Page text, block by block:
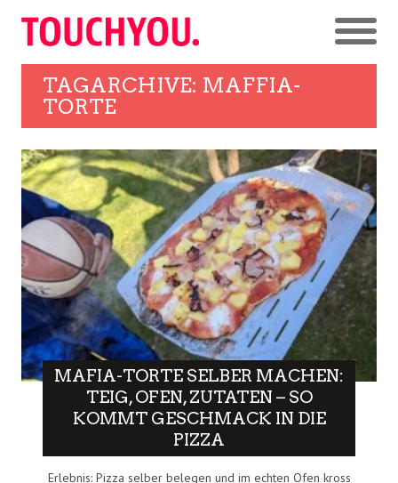
TAGARCHIVE: MAFFIA-
TORTE
MAFIA-TORTE SELBER MACHEN:
TEIG, OFEN, ZUTATEN – SO
KOMMT GESCHMACK IN DIE
PIZZA
Erlebnis: Pizza selber belegen und im echten Ofen kross